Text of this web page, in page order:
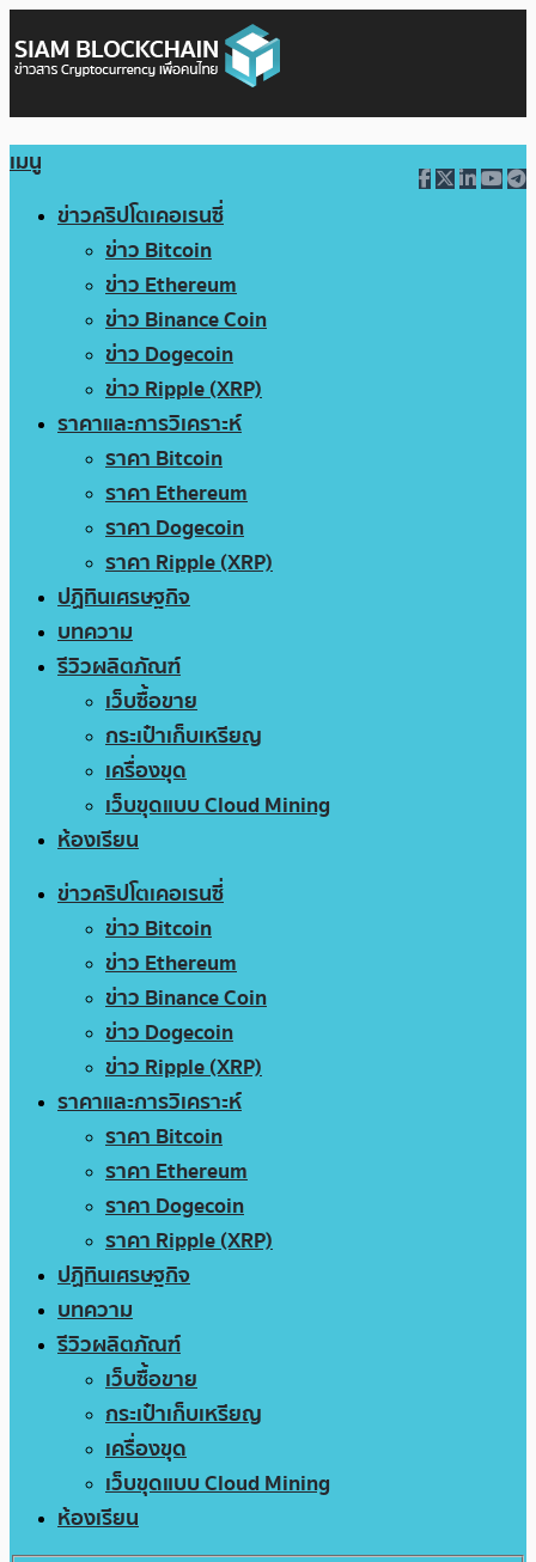
เมนู
ข่าวคริปโตเคอเรนซี่
ข่าว Bitcoin
ข่าว Ethereum
ข่าว Binance Coin
ข่าว Dogecoin
ข่าว Ripple (XRP)
ราคาและการวิเคราะห์
ราคา Bitcoin
ราคา Ethereum
ราคา Dogecoin
ราคา Ripple (XRP)
ปฏิทินเศรษฐกิจ
บทความ
รีวิวผลิตภัณฑ์
เว็บซื้อขาย
กระเป๋าเก็บเหรียญ
เครื่องขุด
เว็บขุดแบบ Cloud Mining
ห้องเรียน
ข่าวคริปโตเคอเรนซี่
ข่าว Bitcoin
ข่าว Ethereum
ข่าว Binance Coin
ข่าว Dogecoin
ข่าว Ripple (XRP)
ราคาและการวิเคราะห์
ราคา Bitcoin
ราคา Ethereum
ราคา Dogecoin
ราคา Ripple (XRP)
ปฏิทินเศรษฐกิจ
บทความ
รีวิวผลิตภัณฑ์
เว็บซื้อขาย
กระเป๋าเก็บเหรียญ
เครื่องขุด
เว็บขุดแบบ Cloud Mining
ห้องเรียน